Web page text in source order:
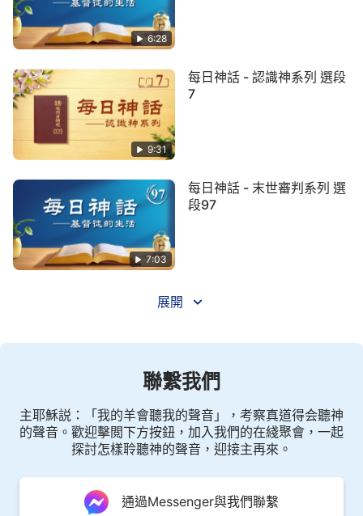
求更有目標、更實在，若不這樣作，人仍活在渺茫之
中追求進入永生，這樣的人不更可憐嗎？這樣的無目
自然没有果實，到頭來仍活在撒但的權下不可自拔，
何苦這樣無目標地追求呢？當人類進入永遠的歸宿中
的時候，人就都敬拜造物的主，因着人經過被拯救進
入永世之中，所以，人也不再追求什麽目標，更不用
擔心有撒但的圍攻，這時人都「安分守己」，都盡自
己的本分，即使没有刑罰、審判人也都各盡各的本
分，那時人的身份與地位都稱為受造之物，再没有什
麽高低之分，只是所盡功用不同罷了，但人仍是活在
有層有次的人類合適的歸宿之中，人都是為着敬拜造
物的主而各盡本分，這樣的人類就是永世裏的人類。
神保守的生活，人與神同生活，人類在地上有了正常
徹底把撒但打敗了，也就是神在地上創造人類又恢復
了人原有的形象，這樣就滿足神原有的心意了。起初
人類没經撒但敗壞以先，人類在地上有正常的生活，
後來經過撒但敗壞後，人失去了正常的生活，神就開
始有了經營工作，開始與撒但争戰來恢復人的正常生
活。六千年經營工作結束時，整個人類在地上的生活
6:28
9:31
每日神話 - 認識神系列 選段
7
7:03
每日神話 - 末世審判系列 選
段97
展開
聯繫我們
主耶穌説：「我的羊會聽我的聲音」，考察真道得会聽神
的聲音。歡迎擊閲下方按鈕，加入我們的在綫聚會，一起
探討怎樣聆聽神的聲音，迎接主再來。
通過Messenger與我們聯繫